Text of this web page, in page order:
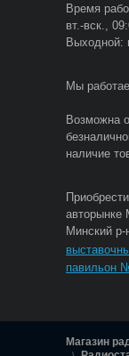
Время
вт.-вск.,
Выходной:
Мы
Возможна
наличие
авторынке
Минский р-
павильон
Магазин